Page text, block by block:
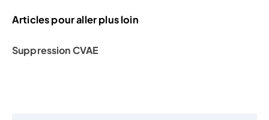
Articles pour aller plus loin
Suppression CVAE